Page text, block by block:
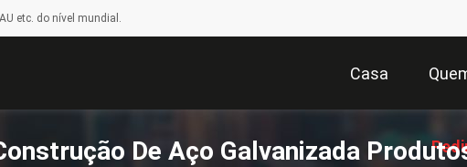
etc. do nível mundial.
Casa
De Aço Galvanizada